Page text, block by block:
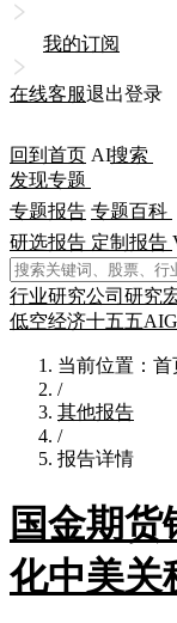
我的订阅
在线客服退出登录
回到首页 AI搜索
发现专题
专题报告 专题百科
研选报告 定制报告
行业研究公司研究
低空经济十五五
当前位置：首
/
其他报告
/
报告详情
国金期
化中美关